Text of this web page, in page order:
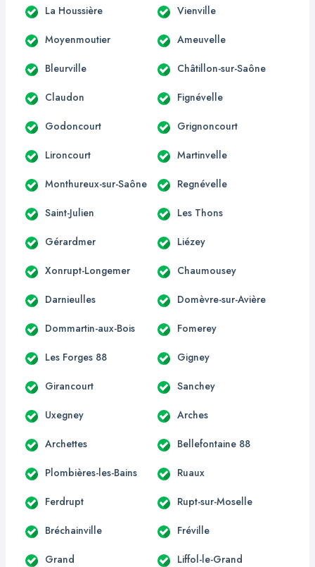
La Houssière Vienville
Moyenmoutier Ameuvelle
Bleurville Châtillon-sur-Saône
Claudon Fignévelle
Godoncourt Grignoncourt
Lironcourt Martinvelle
Monthureux-sur-Saône Regnévelle
Saint-Julien Les Thons
Gérardmer Liézey
Xonrupt-Longemer Chaumousey
Darnieulles Domèvre-sur-Avière
Dommartin-aux-Bois Fomerey
Les Forges 88 Gigney
Girancourt Sanchey
Uxegney Arches
Archettes Bellefontaine 88
Plombières-les-Bains Ruaux
Ferdrupt Rupt-sur-Moselle
Bréchainville Fréville
Grand Liffol-le-Grand